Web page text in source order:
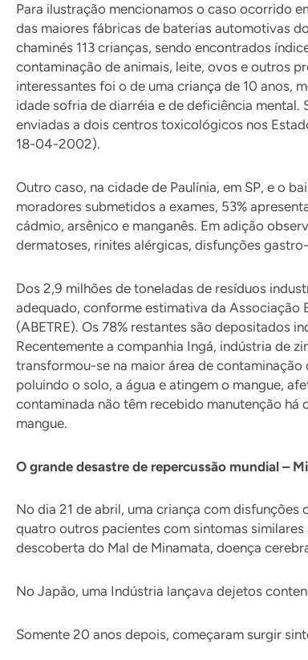
Para ilustração mencionamos o caso ocorrido
das maiores fábricas de baterias automotivas
chaminés 113 crianças, sendo encontrados
contaminação de animais, leite, ovos e outros
interessantes foi o de uma criança de 10 anos,
idade sofria de diarréia e de deficiência mental.
enviadas a dois centros toxicológicos nos
18-04-2002).
Outro caso, na cidade de Paulínia, em SP, e o
moradores submetidos a exames, 53%
cádmio, arsênico e manganês. Em adição
dermatoses, rinites alérgicas, disfunções
Dos 2,9 milhões de toneladas de resíduos
adequado, conforme estimativa da Associação
(ABETRE). Os 78% restantes são depositados
Recentemente a companhia Ingá, indústria de
transformou-se na maior área de
poluindo o solo, a água e atingem o mangue,
contaminada não têm recebido manutenção
mangue.
O grande desastre de repercussão mundial –
No dia 21 de abril, uma criança com disfunções
quatro outros pacientes com sintomas
descoberta do Mal de Minamata, doença
No Japão, uma Indústria lançava dejetos
Somente 20 anos depois, começaram surgir